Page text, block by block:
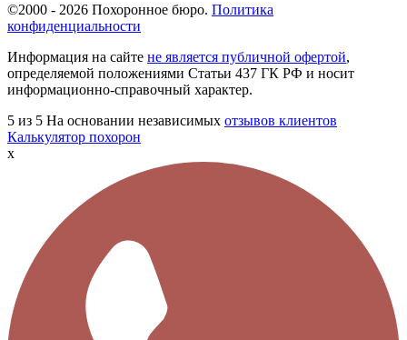
©2000 - 2026 Похоронное бюро. Политика
конфиденциальности
Информация на сайте не является публичной офертой,
определяемой положениями Статьи 437 ГК РФ и носит
информационно-справочный характер.
5 из 5 На основании независимых отзывов клиентов
Калькулятор похорон
x